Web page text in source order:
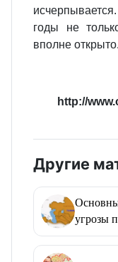
годы не
вполне открыто.
http://
Другие
угрозы